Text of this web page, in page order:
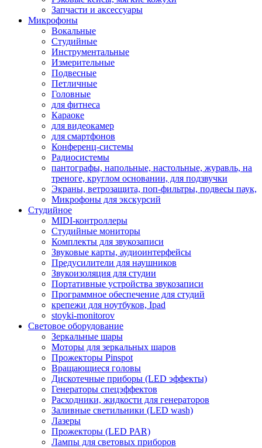
Запчасти и аксессуары
Микрофоны
Вокальные
Студийные
Инструментальные
Измерительные
Подвесные
Петличные
Головные
для фитнеса
Караоке
для видеокамер
для смартфонов
Конференц-системы
Радиосистемы
пантографы, напольные, настольные, журавль, на
треноге, круглом основании, для подзвучки
Экраны, ветрозащита, поп-фильтры, подвесы паук,
Микрофоны для экскурсий
Студийное
MIDI-контроллеры
Студийные мониторы
Комплекты для звукозаписи
Звуковые карты, аудиоинтерфейсы
Предусилители для наушников
Звукоизоляция для студии
Портативные устройства звукозаписи
Программное обеспечение для студий
крепежи для ноутбуков, Ipad
stoyki-monitorov
Световое оборудование
Зеркальные шары
Моторы для зеркальных шаров
Прожекторы Pinspot
Вращающиеся головы
Дискотечные приборы (LED эффекты)
Генераторы спецэффектов
Расходники, жидкости для генераторов
Заливные светильники (LED wash)
Лазеры
Прожекторы (LED PAR)
Лампы для световых приборов